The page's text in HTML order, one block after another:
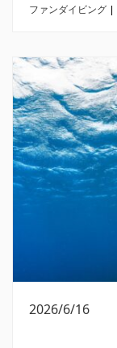
ファンダイビング
2026/6/16